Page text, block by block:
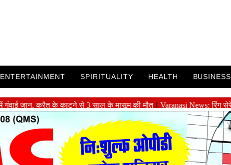
ENTERTAINMENT SPIRITUALITY HEALTH BUSINESS